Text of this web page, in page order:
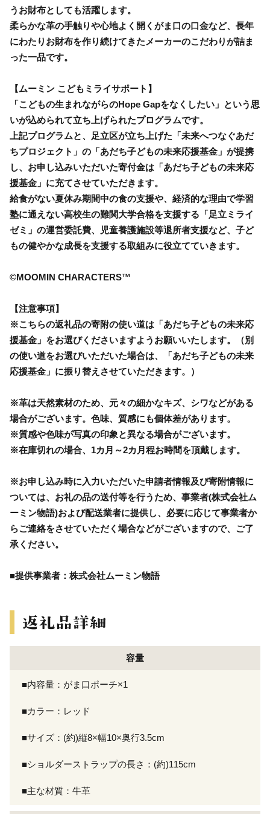
うお財布としても活躍します。
柔らかな革の手触りや心地よく開くがま口の口金など、長年
にわたりお財布を作り続けてきたメーカーのこだわりが詰ま
った一品です。
【ムーミン こどもミライサポート】
「こどもの生まれながらのHope Gapをなくしたい」という思
いが込められて立ち上げられたプログラムです。
上記プログラムと、足立区が立ち上げた「未来へつなぐあだ
ちプロジェクト」の「あだち子どもの未来応援基金」が提携
し、お申し込みいただいた寄付金は「あだち子どもの未来応
援基金」に充てさせていただきます。
給食がない夏休み期間中の食の支援や、経済的な理由で学習
塾に通えない高校生の難関大学合格を支援する「足立ミライ
ゼミ」の運営委託費、児童養護施設等退所者支援など、子ど
もの健やかな成長を支援する取組みに役立てていきます。
©MOOMIN CHARACTERS™
【注意事項】
※こちらの返礼品の寄附の使い道は「あだち子どもの未来応
援基金」をお選びくださいますようお願いいたします。（別
の使い道をお選びいただいた場合は、「あだち子どもの未来
応援基金」に振り替えさせていただきます。）
※革は天然素材のため、元々の細かなキズ、シワなどがある
場合がございます。色味、質感にも個体差があります。
※質感や色味が写真の印象と異なる場合がございます。
※在庫切れの場合、1カ月～2カ月程お時間を頂戴します。
※お申し込み時に入力いただいた申請者情報及び寄附情報に
ついては、お礼の品の送付等を行うため、事業者(株式会社ム
ーミン物語)および配送業者に提供し、必要に応じて事業者か
らご連絡をさせていただく場合などがございますので、ご了
承ください。
■提供事業者：株式会社ムーミン物語
容量
■内容量：がま口ポーチ×1
■カラー：レッド
■サイズ：(約)縦8×幅10×奥行3.5cm
■ショルダーストラップの長さ：(約)115cm
■主な材質：牛革